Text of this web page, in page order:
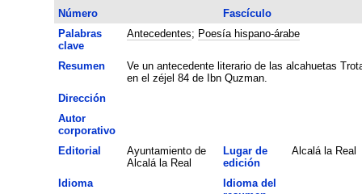
Número
Fascículo
Palabras
clave
Antecedentes; Poesía hispano-árabe
Resumen
Ve un antecedente literario de las alcahuetas
en el zéjel 84 de Ibn Quzman.
Dirección
Autor
corporativo
Editorial
Ayuntamiento de
Alcalá la Real
Lugar de
edición
Alcalá la Real
Idioma
Idioma del